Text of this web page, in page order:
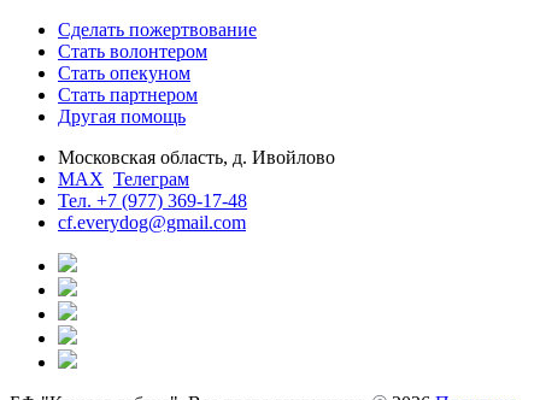
Сделать пожертвование
Стать волонтером
Стать опекуном
Стать партнером
Другая помощь
Московская область, д. Ивойлово
MAX Телеграм
Тел. +7 (977) 369-17-48
cf.everydog@gmail.com